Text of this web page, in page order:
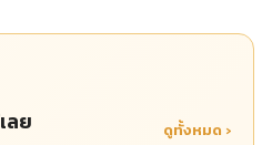
ลย ดูทั้งหมด ›